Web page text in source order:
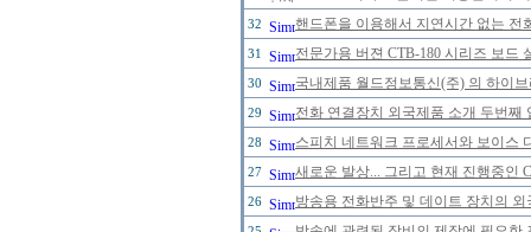
32 핸드폰을 이용해서 지연시간 없는
31 전문가용 버젼 CTB-180 시리즈 보드
30 국내제품 월드정보통신(주) 의 하이
29 전화 연결장치 외국제품 소개 두번째
28 스피치 네트워크 프로세서와 보이스
27 새로운 발상... 그리고 현재 진행중인
26 방송용 전화반주 및 데이트 장치의